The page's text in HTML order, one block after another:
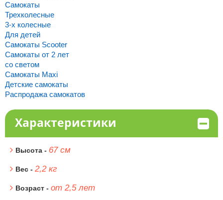
Самокаты
Трехколесные
3-х колесные
Для детей
Самокаты Scooter
Самокаты от 2 лет
со светом
Самокаты Maxi
Детские самокаты
Распродажа самокатов
Характеристики
Высота - 67 см
Вес - 2,2 кг
Возраст - от 2,5 лет